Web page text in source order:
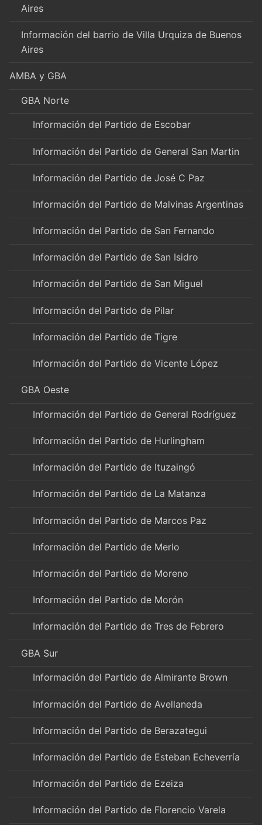
Aires
Información del barrio de Villa Urquiza de Buenos
Aires
AMBA y GBA
GBA Norte
Información del Partido de Escobar
Información del Partido de General San Martin
Información del Partido de José C Paz
Información del Partido de Malvinas Argentinas
Información del Partido de San Fernando
Información del Partido de San Isidro
Información del Partido de San Miguel
Información del Partido de Pilar
Información del Partido de Tigre
Información del Partido de Vicente López
GBA Oeste
Información del Partido de General Rodríguez
Información del Partido de Hurlingham
Información del Partido de Ituzaingó
Información del Partido de La Matanza
Información del Partido de Marcos Paz
Información del Partido de Merlo
Información del Partido de Moreno
Información del Partido de Morón
Información del Partido de Tres de Febrero
GBA Sur
Información del Partido de Almirante Brown
Información del Partido de Avellaneda
Información del Partido de Berazategui
Información del Partido de Esteban Echeverría
Información del Partido de Ezeiza
Información del Partido de Florencio Varela